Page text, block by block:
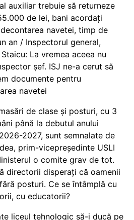
auxiliar trebuie să returneze
de lei, bani acordați
navetei, timp de
an / Inspectorul general,
La vremea aceea nu
șef. ISJ ne-a cerut să
documente pentru
navetei
de clase și posturi, cu 3
până la debutul anului
2027, sunt semnalate de
prim-vicepreședinte USLI
o comite grav de tot.
directorii disperați că oamenii
posturi. Ce se întâmplă cu
cu educatorii?
liceul tehnologic să-i ducă pe